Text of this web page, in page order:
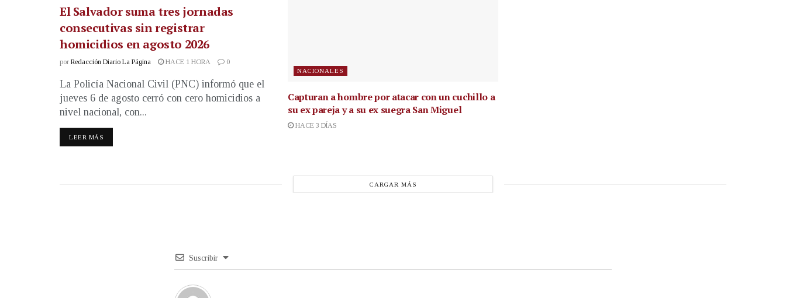
El Salvador suma tres jornadas
consecutivas sin registrar
homicidios en agosto 2026
por Redacción Diario La Página HACE 1 HORA 0
La Policía Nacional Civil (PNC) informó que el
jueves 6 de agosto cerró con cero homicidios a
nivel nacional, con...
LEER MÁS
NACIONALES
Capturan a hombre por atacar con un cuchillo a
su ex pareja y a su ex suegra San Miguel
HACE 3 DÍAS
CARGAR MÁS
Suscribir